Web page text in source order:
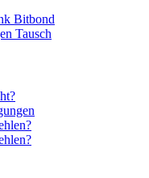
Bitbond
Tausch